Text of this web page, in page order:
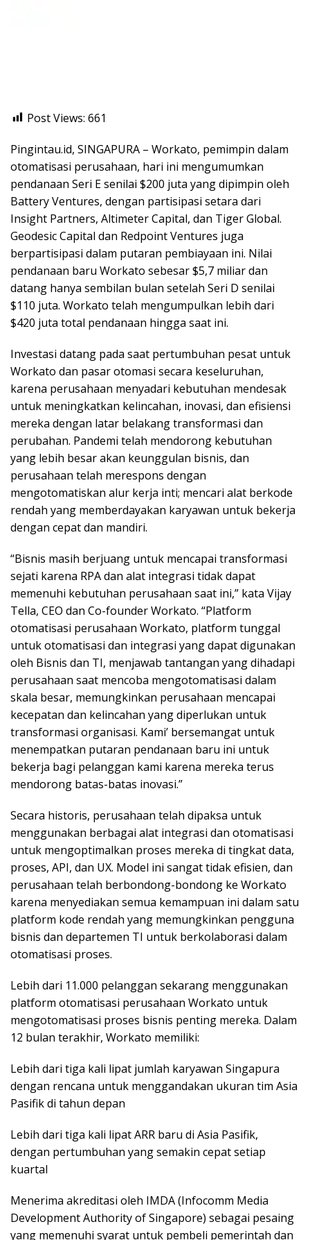
Post Views: 661
Pingintau.id, SINGAPURA – Workato, pemimpin dalam
otomatisasi perusahaan, hari ini mengumumkan
pendanaan Seri E senilai $200 juta yang dipimpin oleh
Battery Ventures, dengan partisipasi setara dari
Insight Partners, Altimeter Capital, dan Tiger Global.
Geodesic Capital dan Redpoint Ventures juga
berpartisipasi dalam putaran pembiayaan ini. Nilai
pendanaan baru Workato sebesar $5,7 miliar dan
datang hanya sembilan bulan setelah Seri D senilai
$110 juta. Workato telah mengumpulkan lebih dari
$420 juta total pendanaan hingga saat ini.
Investasi datang pada saat pertumbuhan pesat untuk
Workato dan pasar otomasi secara keseluruhan,
karena perusahaan menyadari kebutuhan mendesak
untuk meningkatkan kelincahan, inovasi, dan efisiensi
mereka dengan latar belakang transformasi dan
perubahan. Pandemi telah mendorong kebutuhan
yang lebih besar akan keunggulan bisnis, dan
perusahaan telah merespons dengan
mengotomatiskan alur kerja inti; mencari alat berkode
rendah yang memberdayakan karyawan untuk bekerja
dengan cepat dan mandiri.
“Bisnis masih berjuang untuk mencapai transformasi
sejati karena RPA dan alat integrasi tidak dapat
memenuhi kebutuhan perusahaan saat ini,” kata Vijay
Tella, CEO dan Co-founder Workato. “Platform
otomatisasi perusahaan Workato, platform tunggal
untuk otomatisasi dan integrasi yang dapat digunakan
oleh Bisnis dan TI, menjawab tantangan yang dihadapi
perusahaan saat mencoba mengotomatisasi dalam
skala besar, memungkinkan perusahaan mencapai
kecepatan dan kelincahan yang diperlukan untuk
transformasi organisasi. Kami’ bersemangat untuk
menempatkan putaran pendanaan baru ini untuk
bekerja bagi pelanggan kami karena mereka terus
mendorong batas-batas inovasi.”
Secara historis, perusahaan telah dipaksa untuk
menggunakan berbagai alat integrasi dan otomatisasi
untuk mengoptimalkan proses mereka di tingkat data,
proses, API, dan UX. Model ini sangat tidak efisien, dan
perusahaan telah berbondong-bondong ke Workato
karena menyediakan semua kemampuan ini dalam satu
platform kode rendah yang memungkinkan pengguna
bisnis dan departemen TI untuk berkolaborasi dalam
otomatisasi proses.
Lebih dari 11.000 pelanggan sekarang menggunakan
platform otomatisasi perusahaan Workato untuk
mengotomatisasi proses bisnis penting mereka. Dalam
12 bulan terakhir, Workato memiliki:
Lebih dari tiga kali lipat jumlah karyawan Singapura
dengan rencana untuk menggandakan ukuran tim Asia
Pasifik di tahun depan
Lebih dari tiga kali lipat ARR baru di Asia Pasifik,
dengan pertumbuhan yang semakin cepat setiap
kuartal
Menerima akreditasi oleh IMDA (Infocomm Media
Development Authority of Singapore) sebagai pesaing
yang memenuhi syarat untuk pembeli pemerintah dan